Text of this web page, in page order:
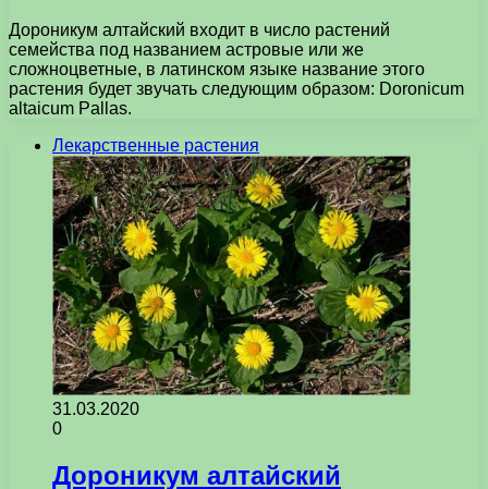
Дороникум алтайский входит в число растений
семейства под названием астровые или же
сложноцветные, в латинском языке название этого
растения будет звучать следующим образом: Doronicum
altaicum Pallas.
Лекарственные растения
31.03.2020
0
Дороникум алтайский